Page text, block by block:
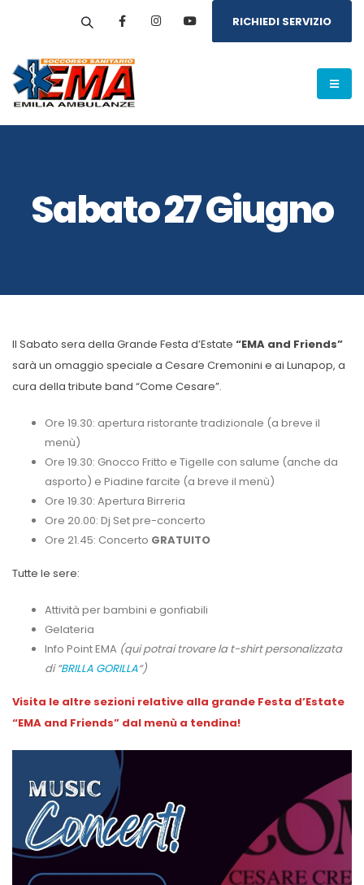
RICHIEDI SERVIZIO
Sabato 27 Giugno
Il Sabato sera della Grande Festa d’Estate “EMA and Friends”
sarà un omaggio speciale a Cesare Cremonini e ai Lunapop, a
cura della tribute band “Come Cesare”.
Ore 19.30: apertura ristorante tradizionale (a breve il
menù)
Ore 19.30: Gnocco Fritto e Tigelle con salume (anche da
asporto) e Piadine farcite (a breve il menù)
Ore 19.30: Apertura Birreria
Ore 20.00: Dj Set pre-concerto
Ore 21.45: Concerto GRATUITO
Tutte le sere:
Attività per bambini e gonfiabili
Gelateria
Info Point EMA (qui potrai trovare la t-shirt personalizzata
di “BRILLA GORILLA“)
Visita le altre sezioni relative alla grande Festa d’Estate
“EMA and Friends” dal menù a tendina!